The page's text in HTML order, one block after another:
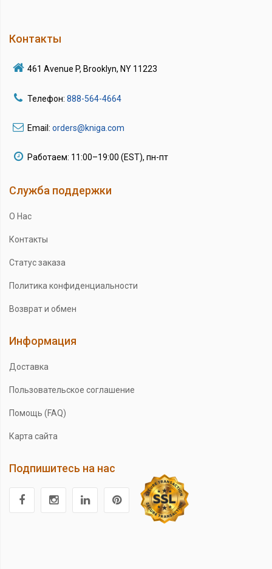
Контакты
461 Avenue P, Brooklyn, NY 11223
Телефон: 888-564-4664
Email: orders@kniga.com
Работаем: 11:00–19:00 (EST), пн-пт
Служба поддержки
О Нас
Контакты
Статус заказа
Политика конфиденциальности
Возврат и обмен
Информация
Доставка
Пользовательское соглашение
Помощь (FAQ)
Карта сайта
Подпишитесь на нас